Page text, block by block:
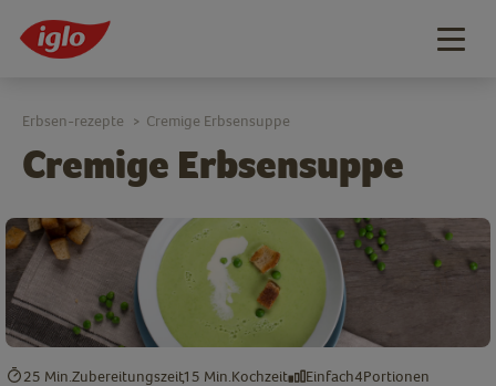
Cremige Erbsensuppe
Erbsen-rezepte > Cremige Erbsensuppe
25 Min. Zubereitungszeit15 Min. Kochzeit Einfach4Portionen